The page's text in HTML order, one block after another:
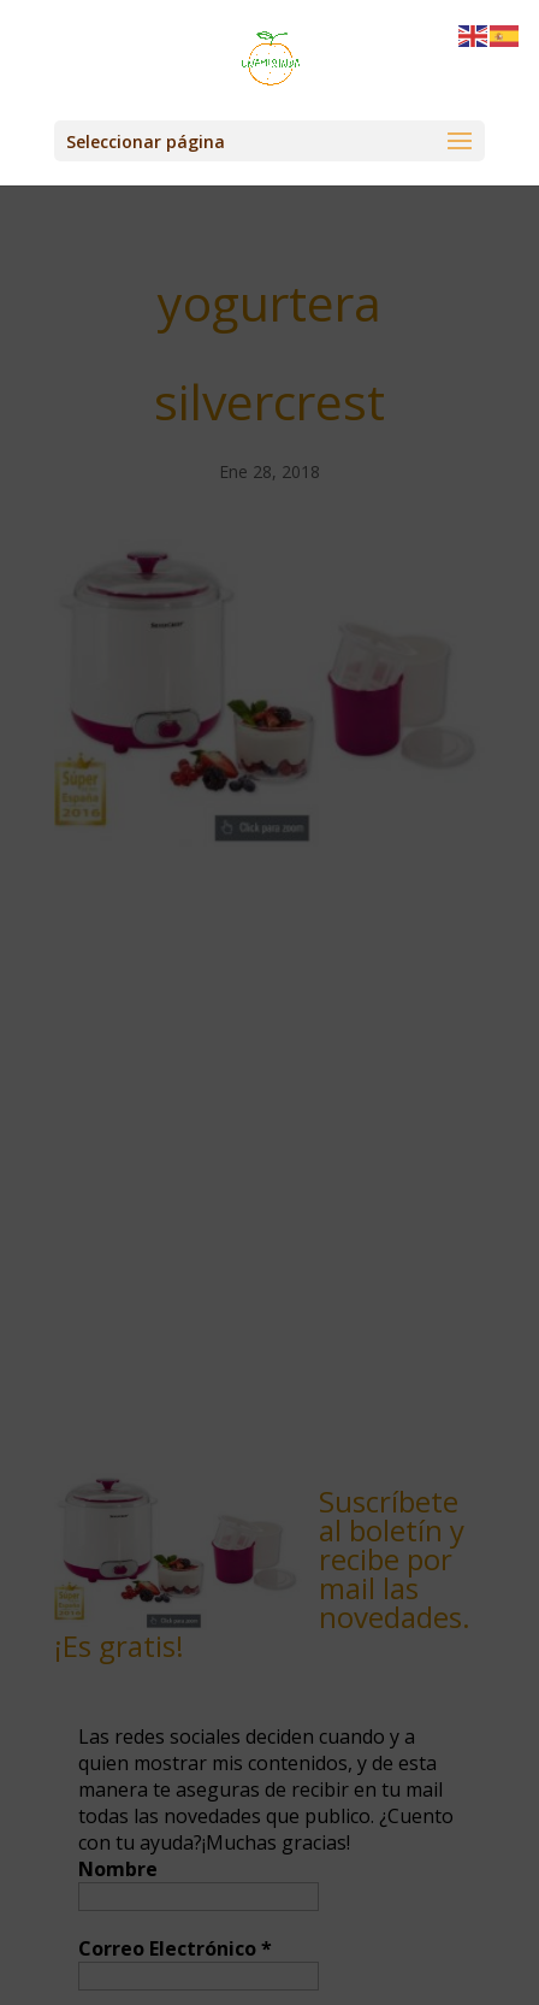
Seleccionar página
yogurtera
silvercrest
Ene 28, 2018
Suscríbete
al boletín y
recibe por
mail las
novedades.
¡Es gratis!
Las redes sociales deciden cuando y a
quien mostrar mis contenidos, y de esta
manera te aseguras de recibir en tu mail
todas las novedades que publico. ¿Cuento
con tu ayuda?¡Muchas gracias!
Nombre
Correo Electrónico*